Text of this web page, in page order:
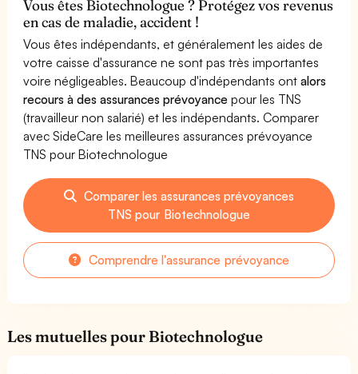
Vous êtes Biotechnologue ? Protégez vos revenus
en cas de maladie, accident !
Vous êtes indépendants, et généralement les aides de
votre caisse d'assurance ne sont pas très importantes
voire négligeables. Beaucoup d'indépendants ontalors
recours à des assurances prévoyance pour les TNS
(travailleur non salarié) et les indépendants. Comparer
avec SideCare les meilleures assurances prévoyance
TNS pour Biotechnologue
Comparer les assurances prévoyances
TNS pour Biotechnologue
Comprendre l'assurance prévoyance
Les mutuelles pour Biotechnologue